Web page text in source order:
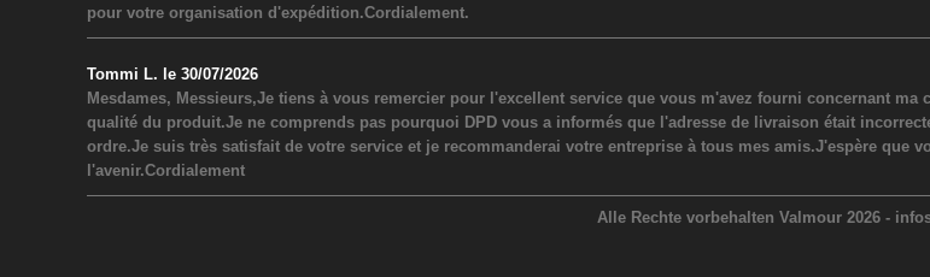
pour votre organisation d'expédition.Cordialement.
Tommi L. le 30/07/2026
Mesdames, Messieurs,Je tiens à vous remercier pour l'excellent service que vous m'avez fourni concernant
qualité du produit.Je ne comprends pas pourquoi DPD vous a informés que l'adresse de livraison était
ordre.Je suis très satisfait de votre service et je recommanderai votre entreprise à tous mes amis.J'espère
l'avenir.Cordialement
Alle Rechte vorbehalten Valmour 2026 -